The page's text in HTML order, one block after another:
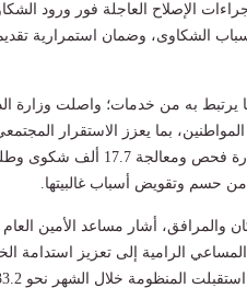
إجراءات الإصلاح العاجلة فور ورود
الشكاوى، وضمان استمرارية
يرتبط به من خدمات؛ واصلت وزارة
بما يعزز الاستقرار
مايو المنقضي، باشرت
من حسم وتقويض أسباب غالبيتها.
والمرافق، أشار مساعد الأمين
المساعي الرامية إلى تعزيز استدامة